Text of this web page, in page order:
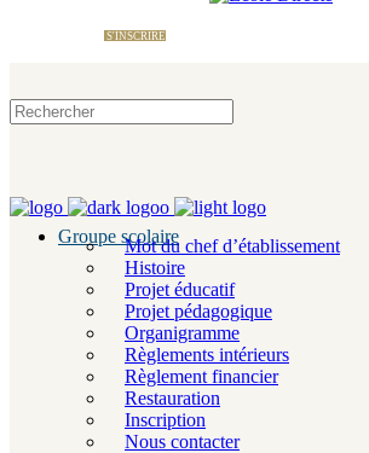
S'INSCRIRE
Groupe scolaireMot du chef d’établissement
Histoire
Projet éducatif
Projet pédagogique
Organigramme
Règlements intérieurs
Règlement financier
Restauration
Inscription
Nous contacter